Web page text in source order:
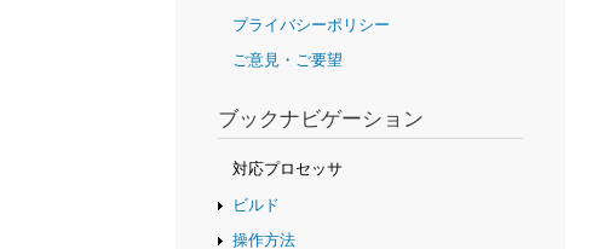
ナ
ゲ
シ
ョ
ン
プライバシーポリシー
ご意見・ご要望
ブックナビゲーション
対応プロセッサ
ビルド
操作方法